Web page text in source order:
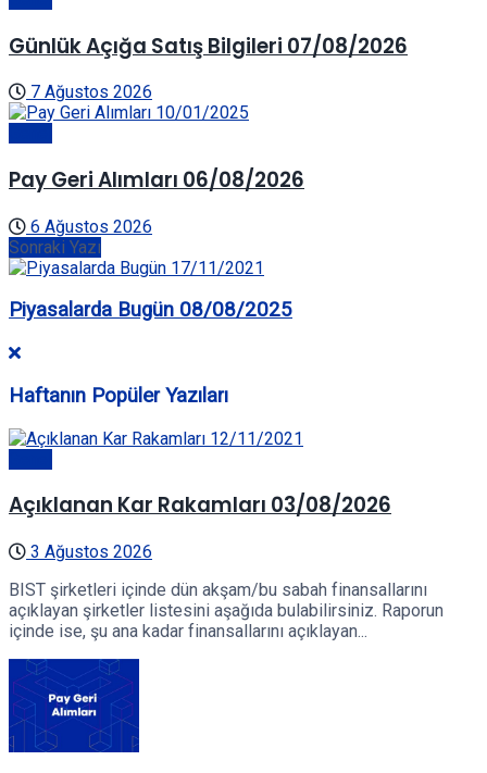
Günlük Açığa Satış Bilgileri 07/08/2026
7 Ağustos 2026
Pay Geri Alımları 06/08/2026
6 Ağustos 2026
Sonraki Yazı
Piyasalarda Bugün 08/08/2025
Haftanın Popüler Yazıları
Açıklanan Kar Rakamları 03/08/2026
3 Ağustos 2026
BIST şirketleri içinde dün akşam/bu sabah finansallarını
açıklayan şirketler listesini aşağıda bulabilirsiniz. Raporun
içinde ise, şu ana kadar finansallarını açıklayan...